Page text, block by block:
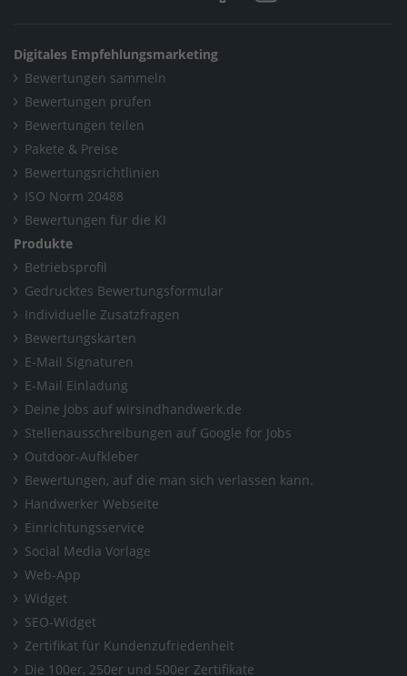
Digitales Empfehlungsmarketing
Bewertungen sammeln
Bewertungen prüfen
Bewertungen teilen
Pakete & Preise
Bewertungsrichtlinien
ISO Norm 20488
Bewertungen für die KI
Produkte
Betriebsprofil
Gedrucktes Bewertungsformular
Individuelle Zusatzfragen
Bewertungskarten
E-Mail Signaturen
E-Mail Einladung
Deine Jobs auf wirsindhandwerk.de
Stellenausschreibungen auf Google for Jobs
Outdoor-Aufkleber
Bewertungen, auf die man sich verlassen kann.
Handwerker Webseite
Einrichtungsservice
Social Media Vorlage
Web-App
Widget
SEO-Widget
Zertifikat für Kundenzufriedenheit
Die 100er, 250er und 500er Zertifikate